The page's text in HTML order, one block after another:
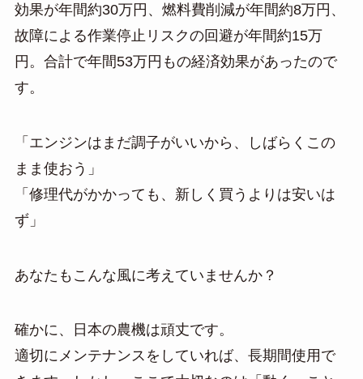
効果が年間約30万円、燃料費削減が年間約8万円、
故障による作業停止リスクの回避が年間約15万
円。合計で年間53万円もの経済効果があったので
す。
「エンジンはまだ調子がいいから、しばらくこの
まま使おう」
「修理代がかかっても、新しく買うよりは安いは
ず」
あなたもこんな風に考えていませんか？
確かに、日本の農機は頑丈です。
適切にメンテナンスをしていれば、長期間使用で